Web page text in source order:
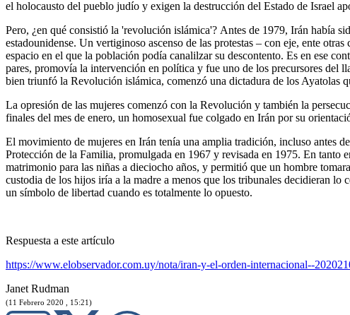
el holocausto del pueblo judío y exigen la destrucción del Estado de Israel
Pero, ¿en qué consistió la 'revolución islámica'? Antes de 1979, Irán había
estadounidense. Un vertiginoso ascenso de las protestas – con eje, ente
espacio en el que la población podía canalilzar su descontento. Es en ese
pares, promovía la intervención en política y fue uno de los precursores
bien triunfó la Revolución islámica, comenzó una dictadura de los Ayatolas
La opresión de las mujeres comenzó con la Revolución y también la
finales del mes de enero, un homosexual fue colgado en Irán por su
El movimiento de mujeres en Irán tenía una amplia tradición, incluso antes
Protección de la Familia, promulgada en 1967 y revisada en 1975. En tanto
matrimonio para las niñas a dieciocho años, y permitió que un hombre
custodia de los hijos iría a la madre a menos que los tribunales decidieran
un símbolo de libertad cuando es totalmente lo opuesto.
Respuesta a este artículo
https://www.elobservador.com.uy/nota/iran-y-el-orden-internacional--
Janet Rudman
(11 Febrero 2020 , 15:21)